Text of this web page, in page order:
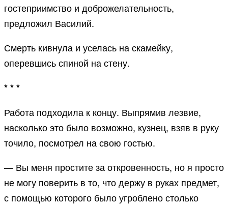
гостеприимство и доброжелательность,
предложил Василий.
Смерть кивнула и уселась на скамейку,
оперевшись спиной на стену.
* * *
Работа подходила к концу. Выпрямив лезвие,
насколько это было возможно, кузнец, взяв в руку
точило, посмотрел на свою гостью.
— Вы меня простите за откровенность, но я просто
не могу поверить в то, что держу в руках предмет,
с помощью которого было угроблено столько